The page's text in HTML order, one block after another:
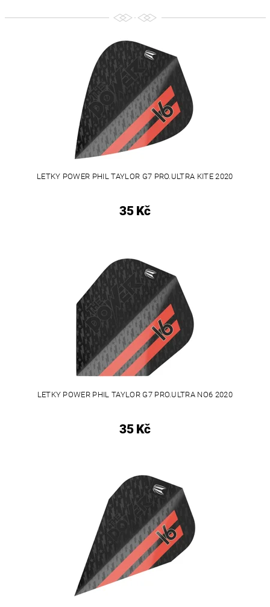
LETKY POWER PHIL TAYLOR G7 PRO.ULTRA KITE 2020
35 Kč
LETKY POWER PHIL TAYLOR G7 PRO.ULTRA NO6 2020
35 Kč